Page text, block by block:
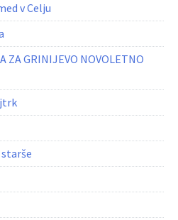
v Celju
ZA GRINIJEVO NOVOLETNO